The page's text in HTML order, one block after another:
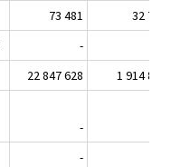
73 481
32 752
-
22 847 628
1 914 856
-
-